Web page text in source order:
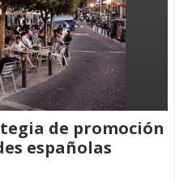
de promoción
españolas